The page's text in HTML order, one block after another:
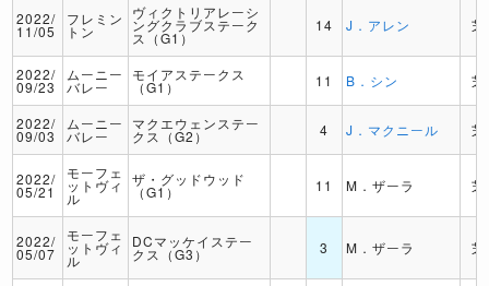
2022/
11/05
フレミン
トン
ヴィクトリアレーシ
ングクラブステーク
ス（G1）
14 J．アレン 芝
2022/
09/23
ムーニー
バレー
モイアステークス
（G1） 11 B．シン 芝
2022/
09/03
ムーニー
バレー
マクエウェンステー
クス（G2） 4 J．マクニール 芝
2022/
05/21
モーフェ
ットヴィ
ル
ザ・グッドウッド
（G1） 11 M．ザーラ 芝
2022/
05/07
モーフェ
ットヴィ
ル
DCマッケイステー
クス（G3） 3 M．ザーラ 芝